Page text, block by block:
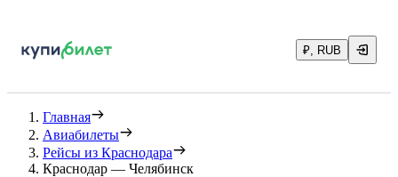
₽, RUB
Главная
Авиабилеты
Рейсы из Краснодара
Краснодар — Челябинск